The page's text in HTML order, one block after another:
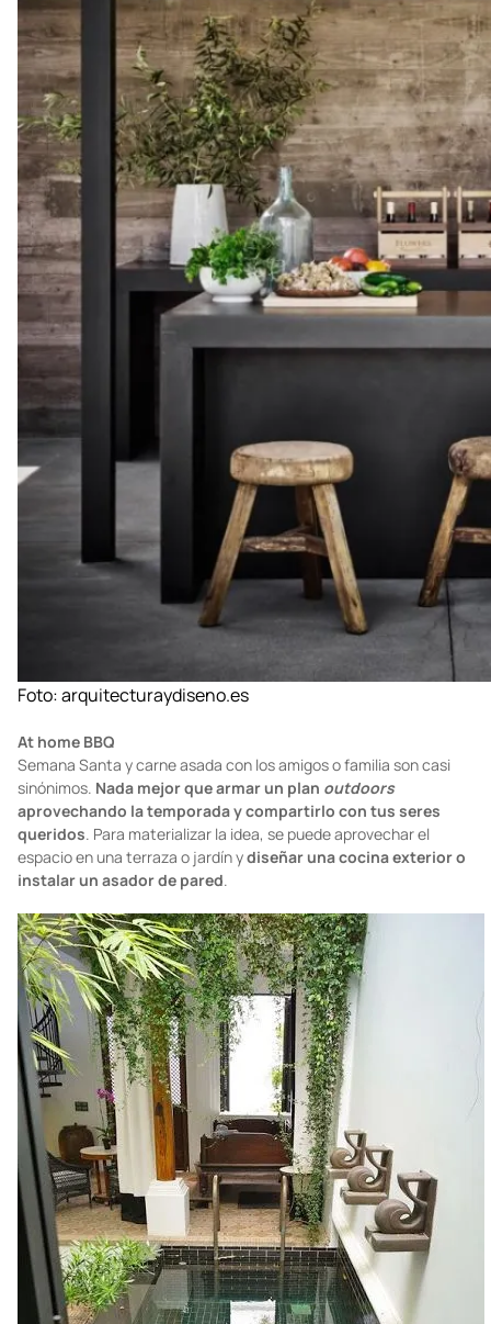
Foto:arquitecturaydiseno.es
At home BBQ
Semana Santa y carne asada con los amigos o familia son casi
sinónimos.
Nada mejor que armar un plan
aprovechando la temporada y compartirlo con tus seres
queridos. Para materializar la idea, se puede aprovechar el
espacio en una terraza o jardín ydiseñar una cocina exterior o
instalar un asador de pared.